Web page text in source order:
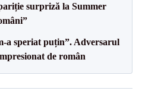
surpriză la Summer
a speriat puțin”. Adversarul
de român